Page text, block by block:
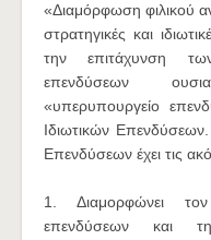
«Διαμόρφωση φιλικού
στρατηγικές και
την επιτάχυνση
επενδύσεων
«υπερυπουργείο
Ιδιωτικών
Επενδύσεων έχει τις
1. Διαμορφώνει
επενδύσεων και